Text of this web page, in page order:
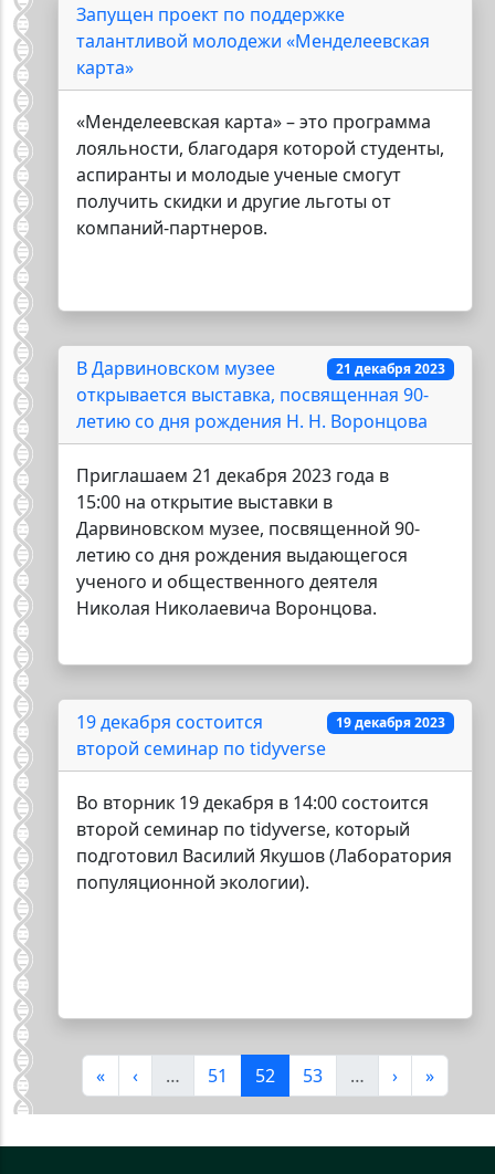
Запущен проект по поддержке
талантливой молодежи «Менделеевская
карта»
«Менделеевская карта» – это программа
лояльности, благодаря которой студенты,
аспиранты и молодые ученые смогут
получить скидки и другие льготы от
компаний-партнеров.
21 декабря 2023
В Дарвиновском музее
открывается выставка, посвященная 90-
летию со дня рождения Н. Н. Воронцова
Приглашаем 21 декабря 2023 года в
15:00 на открытие выставки в
Дарвиновском музее, посвященной 90-
летию со дня рождения выдающегося
ученого и общественного деятеля
Николая Николаевича Воронцова.
19 декабря 2023
19 декабря состоится
второй cеминар по tidyverse
Во вторник 19 декабря в 14:00 состоится
второй cеминар по tidyverse, который
подготовил Василий Якушов (Лаборатория
популяционной экологии).
Нумерация страниц
Первая страница
« Предыдущая страница
‹ … Страница
51 Текущая страница
52 Страница
53 … Следующая
› »